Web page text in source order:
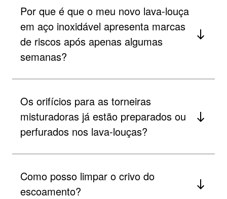
Por que é que o meu novo lava-louça
em aço inoxidável apresenta marcas
de riscos após apenas algumas
semanas?
Os orifícios para as torneiras
misturadoras já estão preparados ou
perfurados nos lava-louças?
Como posso limpar o crivo do
escoamento?